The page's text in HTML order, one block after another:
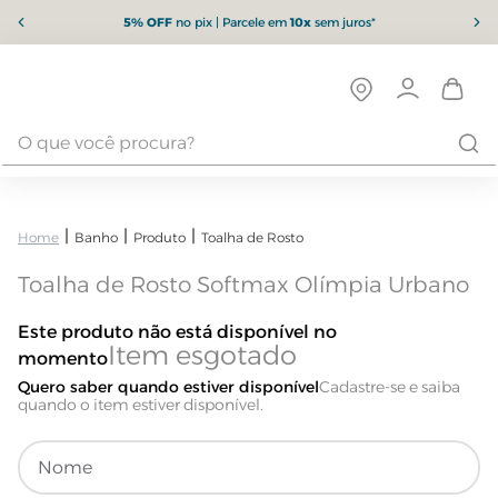
5% OFFno pix | Parcele em10xsem juros*
Banho Produto Toalha de Rosto
Toalha de Rosto Softmax Olímpia Urbano
Este produto não está disponível no
momento
Quero saber quando estiver disponível